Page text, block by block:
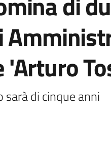
'Arturo
di cinque anni